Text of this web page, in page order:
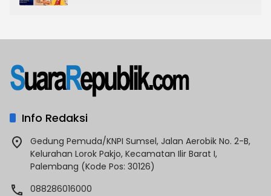
Info Redaksi
Gedung Pemuda/KNPI Sumsel, Jalan Aerobik No. 2-B,
Kelurahan Lorok Pakjo, Kecamatan Ilir Barat I,
Palembang (Kode Pos: 30126)
088286016000